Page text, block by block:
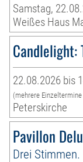
Samstag,
Weißes Haus
Candlelight:
22.08.2026 bis
(mehrere
Peterskirche
Pavillon
Drei